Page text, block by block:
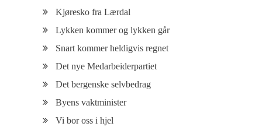
Kjøresko fra Lærdal
Lykken kommer og lykken går
Snart kommer heldigvis regnet
Det nye Medarbeiderpartiet
Det bergenske selvbedrag
Byens vaktminister
Vi bor oss i hjel